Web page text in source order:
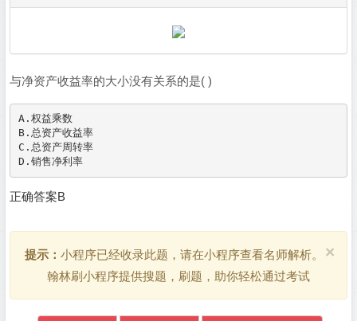
与净资产收益率的大小没有关系的是( )
A.权益乘数
B.总资产收益率
C.总资产周转率
D.销售净利率
正确答案B
×
提示： 小程序已经收录此题，请在小程序查看名师解析。
翰林刷小程序提供搜题，刷题，助你轻松通过考试